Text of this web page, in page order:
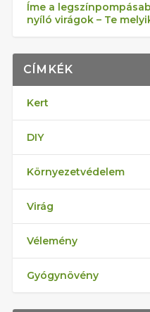
Íme a
nyíló virágok – Te
CÍMKÉK
Kert
DIY
Környezetvédelem
Virág
Vélemény
Gyógynövény